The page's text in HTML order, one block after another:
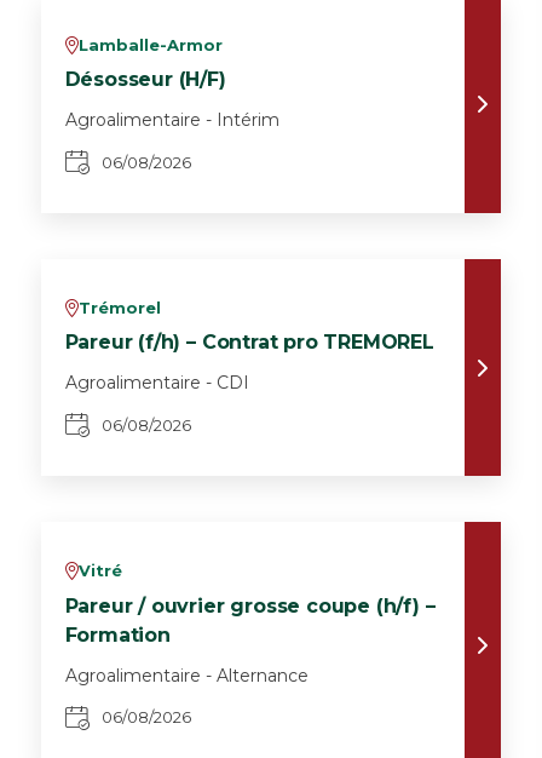
vLamballe-Armor
Désosseur (H/F)
Agroalimentaire - Intérim
06/08/2026
vTrémorel
Pareur (f/h) – Contrat pro TREMOREL
Agroalimentaire - CDI
06/08/2026
vVitré
Pareur / ouvrier grosse coupe (h/f) –
Formation
Agroalimentaire - Alternance
06/08/2026